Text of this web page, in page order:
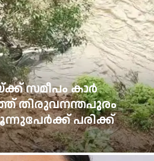
സമീപം കാർ
തിരുവനന്തപുരം
പരിക്ക്